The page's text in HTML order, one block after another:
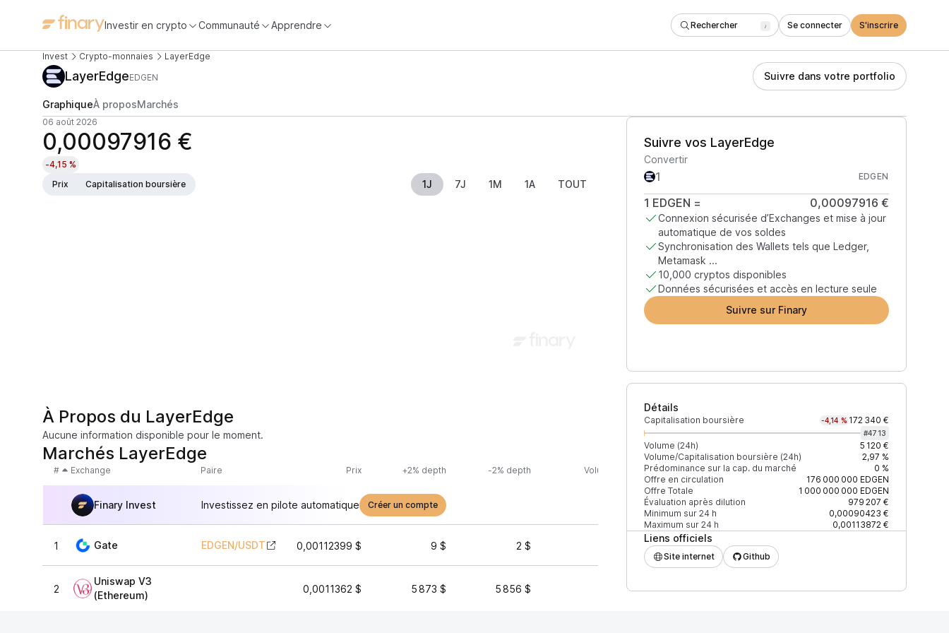
Investir en crypto Communauté Apprendre Rechercher / Se connecter S'inscrire
Invest Crypto-monnaies LayerEdge
LayerEdgeEDGEN Suivre dans votre portfolio
GraphiqueÀ proposMarchés
06 août 2026
0,00097916 €
-4,15 %
Prix
Capitalisation boursière 1J 7J 1M 1A TOUT
Suivre vos LayerEdge
Convertir
EDGEN
1 EDGEN = 0,00097916 €
Connexion sécurisée d’Exchanges et mise à jour
automatique de vos soldes
Synchronisation des Wallets tels que Ledger,
Metamask ...
10,000 cryptos disponibles
Données sécurisées et accès en lecture seule
Suivre sur Finary
Détails
Capitalisation boursière -4,14 % 172 340 €
#4713
Volume (24h)
5 120 €
Volume/Capitalisation boursière (24h)
2,97 %
Prédominance sur la cap. du marché
0 %
Offre en circulation
176 000 000 EDGEN
Offre Totale
1 000 000 000 EDGEN
Évaluation après dilution
979 207 €
Minimum sur 24 h
0,00090423 €
Maximum sur 24 h
0,00113872 €
Liens officiels
Site internet Github
À Propos du LayerEdge
Aucune information disponible pour le moment.
Marchés LayerEdge
# Exchange Paire Prix +2% depth -2% depth Volume (24h) % du volume Confiance Mis à jour
Finary Invest Investissez en pilote automatique Créer un compte
1 Gate EDGEN/USDT 0,00112399 $ 9 $ 2 $ 60,59 %
2
Uniswap V3
(Ethereum)
0,0011362 $ 5 873 $ 5 856 $ 2 326 $ 39,41 % ÉLEVÉE Récemment